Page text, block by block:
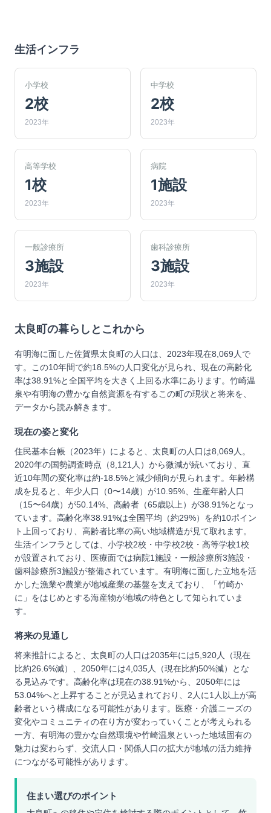
生活インフラ
小学校
2校
2023年
中学校
2校
2023年
高等学校
1校
2023年
病院
1施設
2023年
一般診療所
3施設
2023年
歯科診療所
3施設
2023年
太良町 の暮らしとこれから
有明海に面した佐賀県太良町の人口は、2023年現在8,069人で
す。この10年間で約18.5%の人口変化が見られ、現在の高齢化
率は38.91%と全国平均を大きく上回る水準にあります。竹崎温
泉や有明海の豊かな自然資源を有するこの町の現状と将来を、
データから読み解きます。
現在の姿と変化
住民基本台帳（2023年）によると、太良町の人口は8,069人。
2020年の国勢調査時点（8,121人）から微減が続いており、直
近10年間の変化率は約-18.5%と減少傾向が見られます。年齢構
成を見ると、年少人口（0〜14歳）が10.95%、生産年齢人口
（15〜64歳）が50.14%、高齢者（65歳以上）が38.91%となっ
ています。高齢化率38.91%は全国平均（約29%）を約10ポイン
ト上回っており、高齢者比率の高い地域構造が見て取れます。
生活インフラとしては、小学校2校・中学校2校・高等学校1校
が設置されており、医療面では病院1施設・一般診療所3施設・
歯科診療所3施設が整備されています。有明海に面した立地を活
かした漁業や農業が地域産業の基盤を支えており、「竹崎か
に」をはじめとする海産物が地域の特色として知られていま
す。
将来の見通し
将来推計によると、太良町の人口は2035年には5,920人（現在
比約26.6%減）、2050年には4,035人（現在比約50%減）とな
る見込みです。高齢化率は現在の38.91%から、2050年には
53.04%へと上昇することが見込まれており、2人に1人以上が高
齢者という構成になる可能性があります。医療・介護ニーズの
変化やコミュニティの在り方が変わっていくことが考えられる
一方、有明海の豊かな自然環境や竹崎温泉といった地域固有の
魅力は変わらず、交流人口・関係人口の拡大が地域の活力維持
につながる可能性があります。
住まい選びのポイント